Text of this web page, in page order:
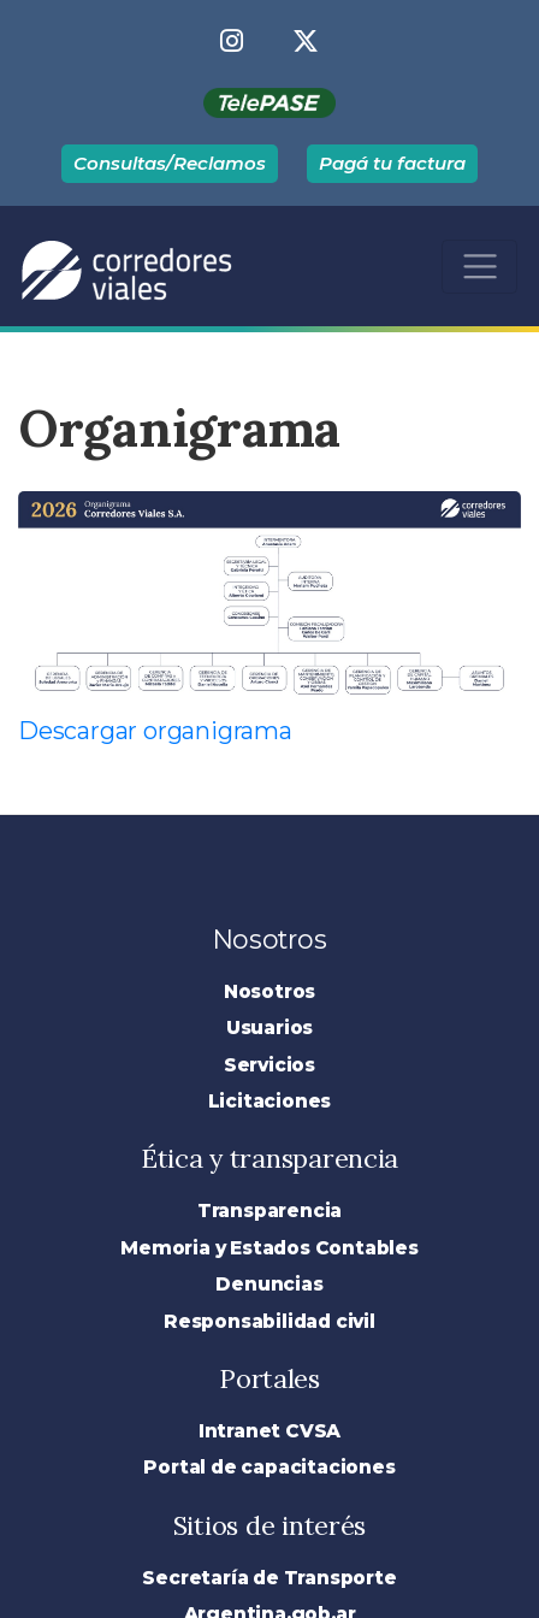
Consultas/Reclamos Pagá tu factura
Organigrama
Descargar organigrama
Nosotros
Nosotros
Usuarios
Servicios
Licitaciones
Ética y transparencia
Transparencia
Memoria y Estados Contables
Denuncias
Responsabilidad civil
Portales
Intranet CVSA
Portal de capacitaciones
Sitios de interés
Secretaría de Transporte